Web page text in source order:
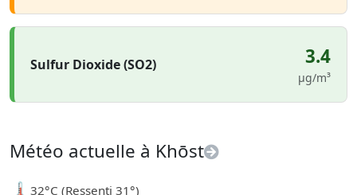
Sulfur Dioxide (SO2) 3.4
µg/m³
Météo actuelle à Khōst
🌡️32°C (Ressenti 31°)